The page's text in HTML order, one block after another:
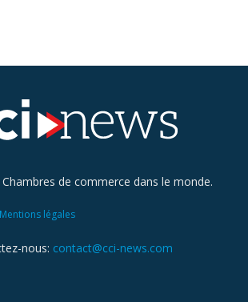
de commerce dans le monde.
Mentions légales
nous: contact@cci-news.com